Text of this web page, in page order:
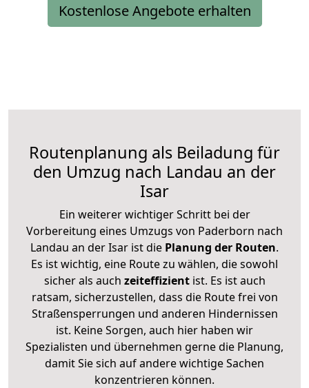
Kostenlose Angebote erhalten
Routenplanung als Beiladung für
den Umzug nach Landau an der
Isar
Ein weiterer wichtiger Schritt bei der
Vorbereitung eines Umzugs von Paderborn nach
Landau an der Isar ist die Planung der Routen.
Es ist wichtig, eine Route zu wählen, die sowohl
sicher als auch zeiteffizientist. Es ist auch
ratsam, sicherzustellen, dass die Route frei von
Straßensperrungen und anderen Hindernissen
ist. Keine Sorgen, auch hier haben wir
Spezialisten und übernehmen gerne die Planung,
damit Sie sich auf andere wichtige Sachen
konzentrieren können.